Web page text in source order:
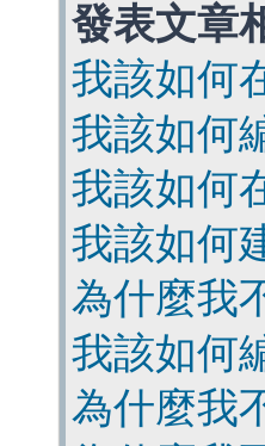
發表文章
我該如何
我該如何
我該如何
我該如何
為什麼我
我該如何
為什麼我